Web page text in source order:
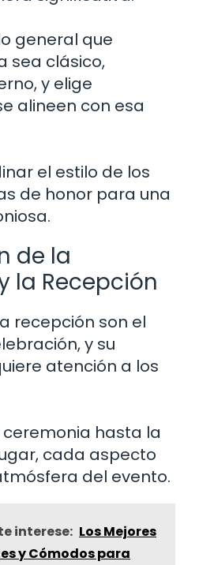
general que
sea clásico,
y elige
alineen con esa
el estilo de los
de honor para una
de la
la Recepción
recepción son el
y su
atención a los
hasta la
cada aspecto
del evento.
interese: Los Mejores
y Cómodos para